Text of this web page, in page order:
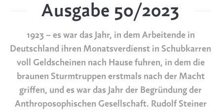
Ausgabe 50/2023
1923 – es war das Jahr, in dem Arbeitende in
Deutschland ihren Monatsverdienst in Schubkarren
voll Geldscheinen nach Hause fuhren, in dem die
braunen Sturmtruppen erstmals nach der Macht
griffen, und es war das Jahr der Begründung der
Anthroposophischen Gesellschaft. Rudolf Steiner